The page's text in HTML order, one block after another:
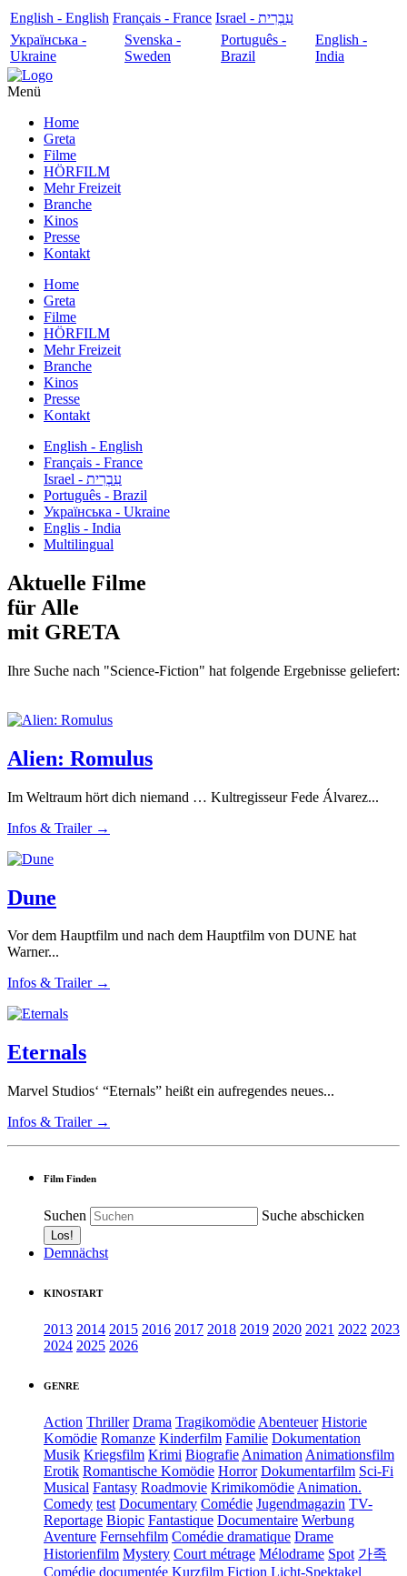
English - English Français - France
עִבְרִית - Israel
Українська -
Ukraine
Svenska -
Sweden
Português -
Brazil
English -
India
Menü
Home
Greta
Filme
HÖRFILM
Mehr Freizeit
Branche
Kinos
Presse
Kontakt
Home
Greta
Filme
HÖRFILM
Mehr Freizeit
Branche
Kinos
Presse
Kontakt
English - English
Français - France
עִבְרִית - Israel
Português - Brazil
Українська - Ukraine
Englis - India
Multilingual
Aktuelle Filme
für Alle
mit GRETA
Ihre Suche nach "Science-Fiction" hat folgende Ergebnisse geliefert:
Alien: Romulus
Im Weltraum hört dich niemand … Kultregisseur Fede Álvarez...
Infos & Trailer →
Dune
Vor dem Hauptfilm und nach dem Hauptfilm von DUNE hat
Warner...
Infos & Trailer →
Eternals
Marvel Studios‘ “Eternals” heißt ein aufregendes neues...
Infos & Trailer →
Film Finden
Suchen Suche abschicken
Demnächst
KINOSTART
2013 2014 2015 2016 2017 2018 2019 2020 2021 2022 2023
2024 2025 2026
GENRE
Action Thriller Drama Tragikomödie Abenteuer Historie
Komödie Romanze Kinderfilm Familie Dokumentation
Musik Kriegsfilm Krimi Biografie Animation Animationsfilm
Erotik Romantische Komödie Horror Dokumentarfilm Sci-Fi
Musical Fantasy Roadmovie Krimikomödie Animation.
Comedy test Documentary Comédie Jugendmagazin TV-
Reportage Biopic Fantastique Documentaire Werbung
Aventure Fernsehfilm Comédie dramatique Drame
Historienfilm Mystery Court métrage Mélodrame Spot 가족
Comédie documentée Kurzfilm Fiction Licht-Spektakel